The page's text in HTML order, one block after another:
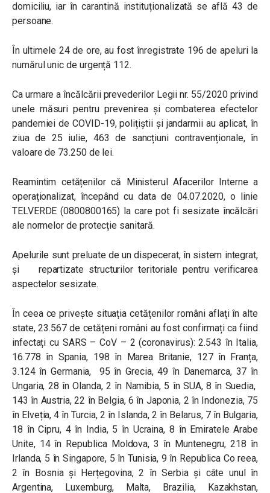
domiciliu, iar în carantină instituționalizată se află 43 de
persoane.
În ultimele 24 de ore, au fost înregistrate 196 de apeluri la
numărul unic de urgență 112.
Ca urmare a încălcării prevederilor Legii nr. 55/2020 privind
unele măsuri pentru prevenirea și combaterea efectelor
pandemiei de COVID-19, polițiștii și jandarmii au aplicat, în
ziua de 25 iulie, 463 de sancțiuni contravenționale, în
valoare de 73.250 de lei.
Reamintim cetățenilor că Ministerul Afacerilor Interne a
operaționalizat, începând cu data de 04.07.2020, o linie
TELVERDE (0800800165) la care pot fi sesizate încălcări
ale normelor de protecție sanitară.
Apelurile sunt preluate de un dispecerat, în sistem integrat,
și repartizate structurilor teritoriale pentru verificarea
aspectelor sesizate.
În ceea ce privește situația cetățenilor români aflați în alte
state, 23.567 de cetățeni români au fost confirmați ca fiind
infectați cu SARS – CoV – 2 (coronavirus): 2.543 în Italia,
16.778 în Spania, 198 în Marea Britanie, 127 în Franța,
3.124 în Germania, 95 în Grecia, 49 în Danemarca, 37 în
Ungaria, 28 în Olanda, 2 în Namibia, 5 în SUA, 8 în Suedia,
143 în Austria, 22 în Belgia, 6 în Japonia, 2 în Indonezia, 75
în Elveția, 4 în Turcia, 2 în Islanda, 2 în Belarus, 7 în Bulgaria,
18 în Cipru, 4 în India, 5 în Ucraina, 8 în Emiratele Arabe
Unite, 14 în Republica Moldova, 3 în Muntenegru, 218 în
Irlanda, 5 în Singapore, 5 în Tunisia, 9 în Republica Co reea,
2 în Bosnia și Herțegovina, 2 în Serbia și câte unul în
Argentina, Luxemburg, Malta, Brazilia, Kazakhstan,